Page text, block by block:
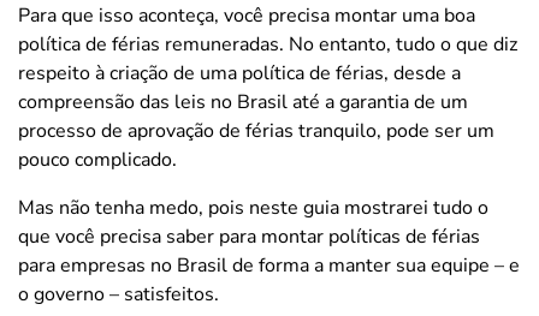
Para que isso aconteça, você precisa montar uma boa
política de férias remuneradas. No entanto, tudo o que diz
respeito à criação de uma política de férias, desde a
compreensão das leis no Brasil até a garantia de um
processo de aprovação de férias tranquilo, pode ser um
pouco complicado.
Mas não tenha medo, pois neste guia mostrarei tudo o
que você precisa saber para montar políticas de férias
para empresas no Brasil de forma a manter sua equipe – e
o governo – satisfeitos.